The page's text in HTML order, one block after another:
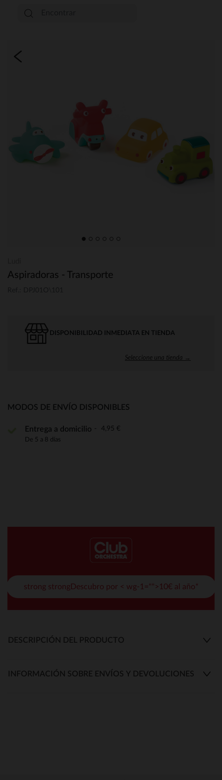
Aspiradoras - Transporte
DISPONIBILIDAD INMEDIATA EN TIENDA
Seleccione una tienda →
MODOS DE ENVÍO DISPONIBLES
Entrega a domicilio 4,95 €
De 5 a 8 días
strong strongDescubro por < wg-1="">10€ al año*
DESCRIPCIÓN DEL PRODUCTO
INFORMACIÓN SOBRE ENVÍOS Y DEVOLUCIONES